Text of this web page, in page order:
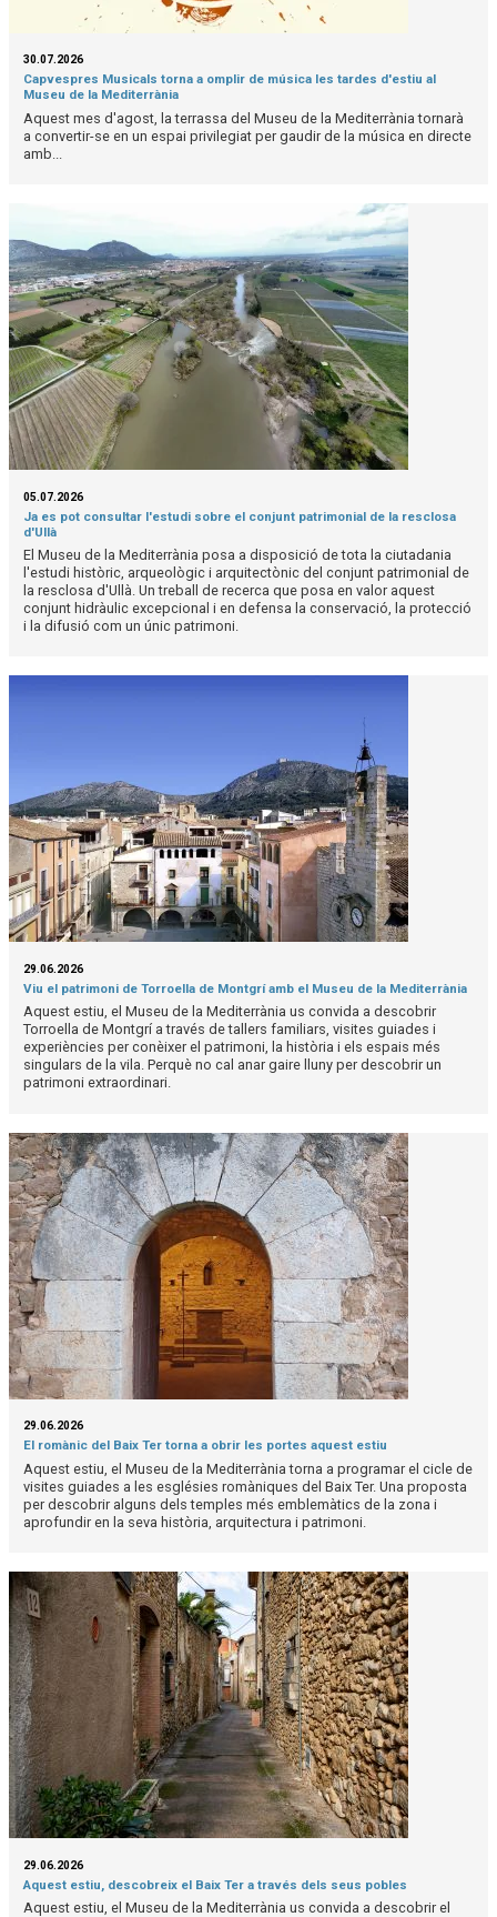
30.07.2026
Capvespres Musicals torna a omplir de música les tardes d'estiu al
Museu de la Mediterrània
Aquest mes d'agost, la terrassa del Museu de la Mediterrània tornarà
a convertir-se en un espai privilegiat per gaudir de la música en directe
amb...
05.07.2026
Ja es pot consultar l'estudi sobre el conjunt patrimonial de la resclosa
d'Ullà
El Museu de la Mediterrània posa a disposició de tota la ciutadania
l'estudi històric, arqueològic i arquitectònic del conjunt patrimonial de
la resclosa d'Ullà. Un treball de recerca que posa en valor aquest
conjunt hidràulic excepcional i en defensa la conservació, la protecció
i la difusió com un únic patrimoni.
29.06.2026
Viu el patrimoni de Torroella de Montgrí amb el Museu de la Mediterrània
Aquest estiu, el Museu de la Mediterrània us convida a descobrir
Torroella de Montgrí a través de tallers familiars, visites guiades i
experiències per conèixer el patrimoni, la història i els espais més
singulars de la vila. Perquè no cal anar gaire lluny per descobrir un
patrimoni extraordinari.
29.06.2026
El romànic del Baix Ter torna a obrir les portes aquest estiu
Aquest estiu, el Museu de la Mediterrània torna a programar el cicle de
visites guiades a les esglésies romàniques del Baix Ter. Una proposta
per descobrir alguns dels temples més emblemàtics de la zona i
aprofundir en la seva història, arquitectura i patrimoni.
29.06.2026
Aquest estiu, descobreix el Baix Ter a través dels seus pobles
Aquest estiu, el Museu de la Mediterrània us convida a descobrir el